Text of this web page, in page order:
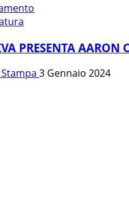
PRESENTA AARON
3 Gennaio 2024